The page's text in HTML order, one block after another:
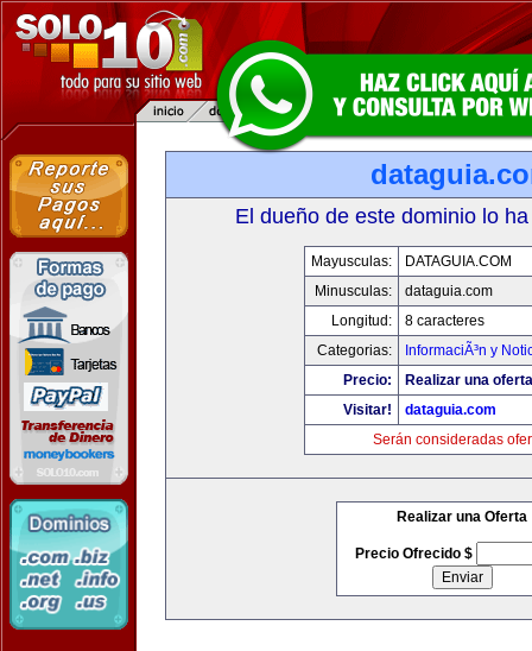
El dueño de este dominio lo
Mayusculas:
DATAGUIA.COM
Minusculas:
dataguia.com
Longitud:
8 caracteres
Categorias:
InformaciÃ³n y
Precio:
Realizar una
Visitar!
dataguia.com
Serán consideradas
Realizar una Oferta
Precio Ofrecido $